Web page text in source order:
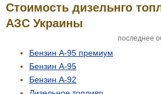
Стоимость дизельнго
АЗС Украины
последнее
Бензин А-95 премиум
Бензин А-95
Бензин А-92